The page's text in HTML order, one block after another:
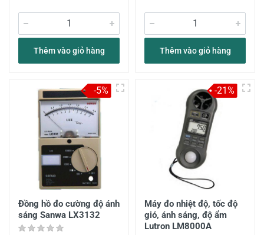
Thêm vào giỏ hàng Thêm vào giỏ hàng
Đồng hồ đo cường độ ánh
sáng Sanwa LX3132
-5%
Máy đo nhiệt độ, tốc độ
gió, ánh sáng, độ ẩm
Lutron LM8000A
-21%